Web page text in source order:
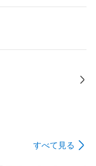
すべて見る